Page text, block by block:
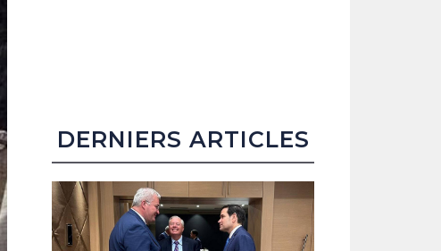
DERNIERS ARTICLES